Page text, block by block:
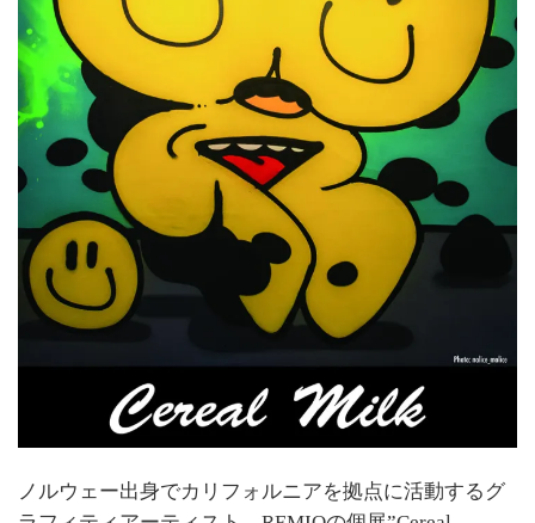
ノルウェー出身でカリフォルニアを拠点に活動するグ